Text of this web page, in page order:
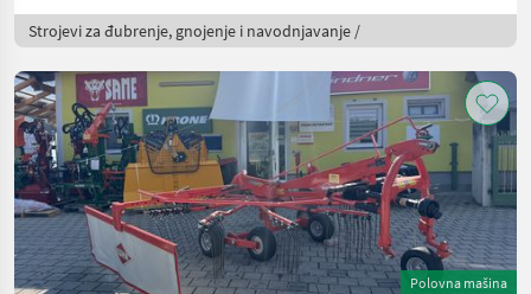
Strojevi za đubrenje, gnojenje i navodnjavanje /
Polovna mašina